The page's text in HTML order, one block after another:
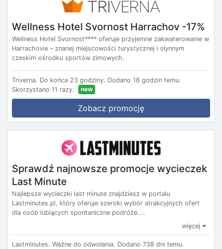
Wellness Hotel Svornost Harrachov -17%
Wellness Hotel Svornost**** oferuje przyjemne zakwaterowanie w
Harrachovie – znanej miejscowości turystycznej i słynnym
czeskim ośrodku sportów zimowych.
Triverna. Do końca 23 godziny. Dodano 18 godzin temu.
Skorzystano 11 razy.
new
Zobacz promocję
Sprawdź najnowsze promocje wycieczek
Last Minute
Najlepsze wycieczki last minute znajdziesz w portalu
Lastminutes.pl, który oferuje szeroki wybór atrakcyjnych ofert
dla osób lubiących spontaniczne podróże....
więcej
Lastminutes. Ważne do odwołania. Dodano 738 dni temu.